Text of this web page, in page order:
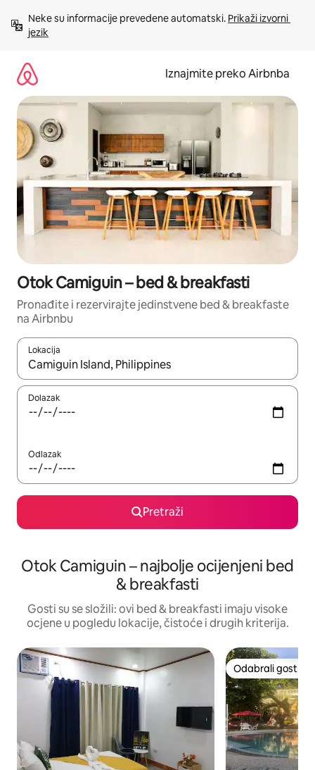
sadržaj
Neke su informacije prevedene automatski. Prikaži izvorni
jezik
Iznajmite preko Airbnba
Otok Camiguin – bed & breakfasti
Pronađite i rezervirajte jedinstvene bed & breakfaste
na Airbnbu
Lokacija
Kada budu dostupni rezultati, moći ćete ih pregledati
Dolazak
Odlazak
Pretraži
Otok Camiguin – najbolje ocijenjeni bed
& breakfasti
Gosti su se složili: ovi bed & breakfasti imaju visoke
ocjene u pogledu lokacije, čistoće i drugih kriterija.
Odabrali gosti
Odabrali gosti